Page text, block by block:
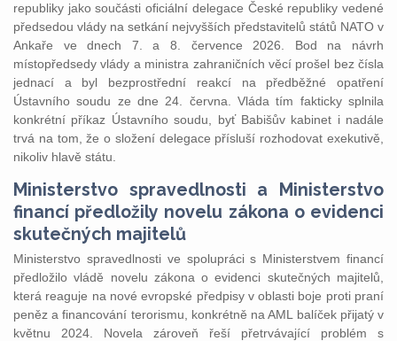
republiky jako součásti oficiální delegace České republiky vedené
předsedou vlády na setkání nejvyšších představitelů států NATO v
Ankaře ve dnech 7. a 8. července 2026. Bod na návrh
místopředsedy vlády a ministra zahraničních věcí prošel bez čísla
jednací a byl bezprostřední reakcí na předběžné opatření
Ústavního soudu ze dne 24. června. Vláda tím fakticky splnila
konkrétní příkaz Ústavního soudu, byť Babišův kabinet i nadále
trvá na tom, že o složení delegace přísluší rozhodovat exekutivě,
nikoliv hlavě státu.
Ministerstvo spravedlnosti a Ministerstvo
financí předložily novelu zákona o evidenci
skutečných majitelů
Ministerstvo spravedlnosti ve spolupráci s Ministerstvem financí
předložilo vládě novelu zákona o evidenci skutečných majitelů,
která reaguje na nové evropské předpisy v oblasti boje proti praní
peněz a financování terorismu, konkrétně na AML balíček přijatý v
květnu 2024. Novela zároveň řeší přetrvávající problém s